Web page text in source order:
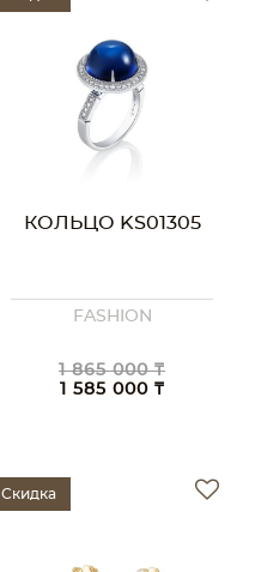
КОЛЬЦО KS01305
FASHION
1 865 000 ₸
1 585 000 ₸
Скидка